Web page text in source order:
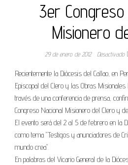
3er
Misionero
29 de enero de 2012 Desactivado
Recientemente la Diócesis del Callao, en
Episcopal del Clero y las Obras
través de una conferencia de prensa,
Congreso Nacional Misionero del Clero y
El evento será del 2 al 5 de febrero en la
como tema "Testigos y anunciadores de
mundo crea".
En palabras del Vicario General de la